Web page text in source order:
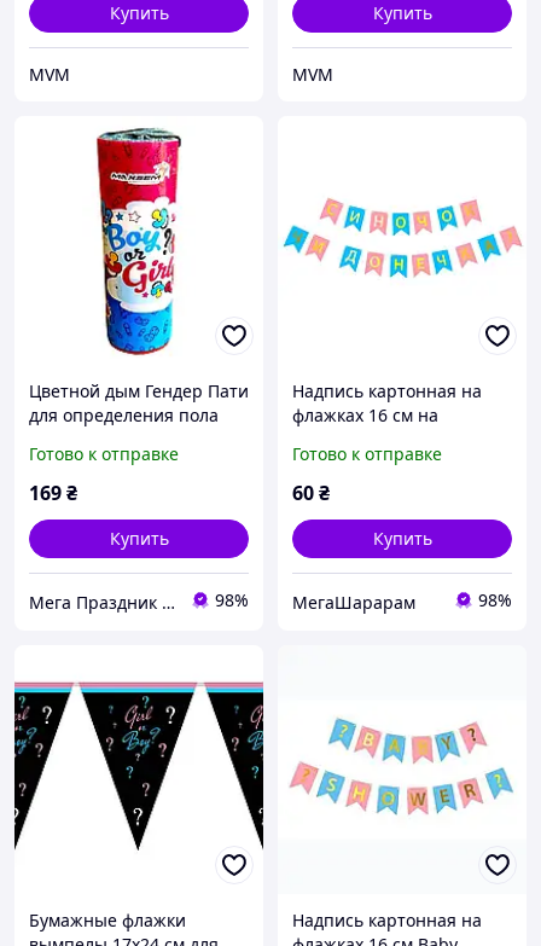
Купить
MVM
Купить
MVM
Цветной дым Гендер Пати
для определения пола
Girl 45 сек, 1 шт
Готово к отправке
169₴
Купить
Мега Праздник – магазин аксессуаров для праздника и все для оформления воздушными шарами ОПТ. 98%
Надпись картонная на
флажках 16 см на
гендер пати Сыночек или
доченька Розовый и
Готово к отправке
60₴
Купить
МегаШарарам 98%
Бумажные флажки
Надпись картонная на